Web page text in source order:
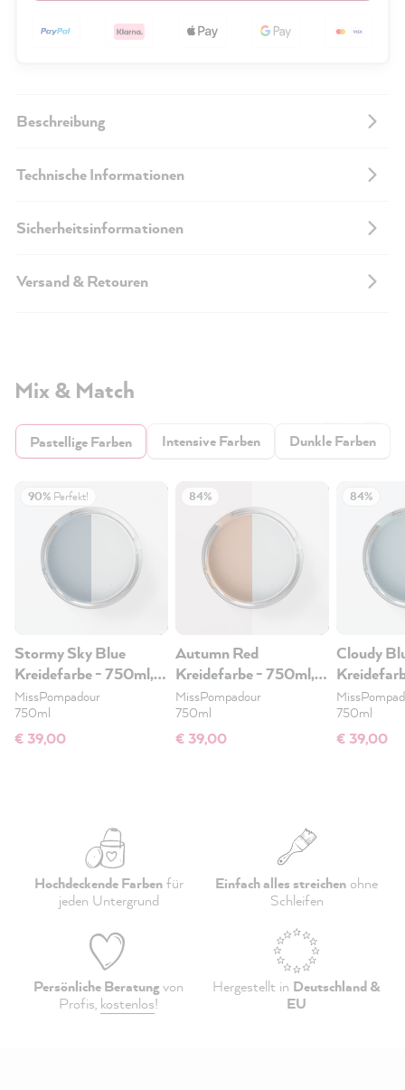
Beschreibung
Technische Informationen
Sicherheitsinformationen
Versand & Retouren
Mix & Match
Pastellige Farben Intensive Farben Dunkle Farben
90% Perfekt!
Stormy Sky Blue
Kreidefarbe - 750ml,
Lack Matt
MissPompadour
750ml
€ 39,00
84%
Autumn Red
Kreidefarbe - 750ml,
Lack Matt
MissPompadour
750ml
€ 39,00
84%
Cloudy
Lack Matt
750ml
€ 39,00
Hochdeckende Farbenfür
jeden Untergrund
Einfach alles streichen ohne
Schleifen
Persönliche Beratungvon
Profis, kostenlos!
Hergestellt in Deutschland &
EU